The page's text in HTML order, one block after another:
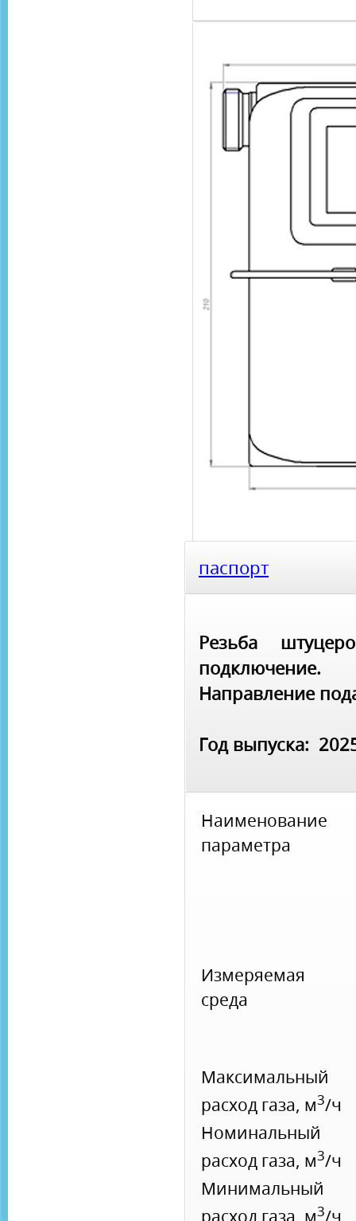
паспорт
Резьба
подключение.
Направление
Год выпуска:
Наименование
параметра
Измеряемая
среда
Максимальный
расход газа, м3/ч
Номинальный
расход газа, м3/ч
Минимальный
расход газа, м3/ч